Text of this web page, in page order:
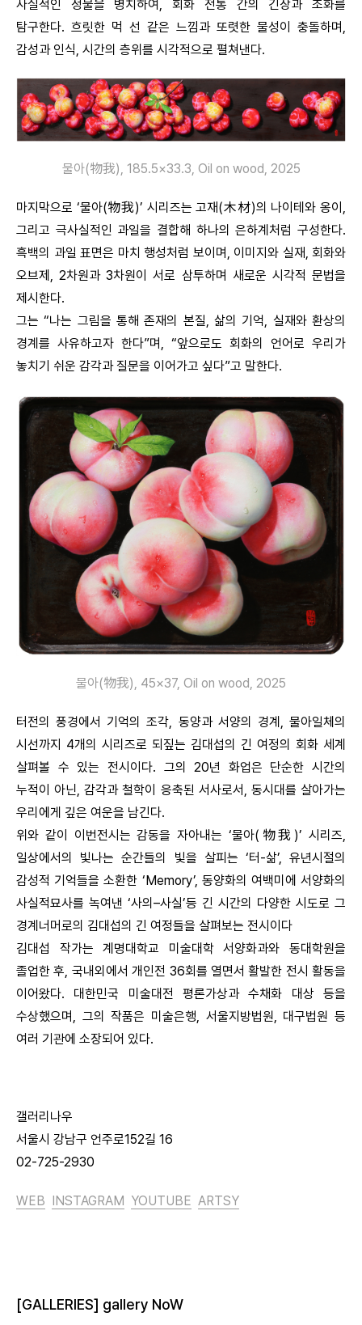
사실적인 정물을 병치하여, 회화 전통 간의 긴장과 조화를
탐구한다. 흐릿한 먹 선 같은 느낌과 또렷한 물성이 충돌하며,
감성과 인식, 시간의 층위를 시각적으로 펼쳐낸다.
물아(物我), 185.5×33.3, Oil on wood, 2025
마지막으로 ‘물아(物我)’ 시리즈는 고재(木材)의 나이테와 옹이,
그리고 극사실적인 과일을 결합해 하나의 은하계처럼 구성한다.
흑백의 과일 표면은 마치 행성처럼 보이며, 이미지와 실재, 회화와
오브제, 2차원과 3차원이 서로 삼투하며 새로운 시각적 문법을
제시한다.
그는 “나는 그림을 통해 존재의 본질, 삶의 기억, 실재와 환상의
경계를 사유하고자 한다”며, “앞으로도 회화의 언어로 우리가
놓치기 쉬운 감각과 질문을 이어가고 싶다”고 말한다.
물아(物我), 45×37, Oil on wood, 2025
터전의 풍경에서 기억의 조각, 동양과 서양의 경계, 물아일체의
시선까지 4개의 시리즈로 되짚는 김대섭의 긴 여정의 회화 세계
살펴볼 수 있는 전시이다. 그의 20년 화업은 단순한 시간의
누적이 아닌, 감각과 철학이 응축된 서사로서, 동시대를 살아가는
우리에게 깊은 여운을 남긴다.
위와 같이 이번전시는 감동을 자아내는 ‘물아(物我)’ 시리즈,
일상에서의 빛나는 순간들의 빛을 살피는 ‘터-삶’, 유년시절의
감성적 기억들을 소환한 ‘Memory’, 동양화의 여백미에 서양화의
사실적묘사를 녹여낸 ‘사의–사실’등 긴 시간의 다양한 시도로 그
경계너머로의 김대섭의 긴 여정들을 살펴보는 전시이다
김대섭 작가는 계명대학교 미술대학 서양화과와 동대학원을
졸업한 후, 국내외에서 개인전 36회를 열면서 활발한 전시 활동을
이어왔다. 대한민국 미술대전 평론가상과 수채화 대상 등을
수상했으며, 그의 작품은 미술은행, 서울지방법원, 대구법원 등
여러 기관에 소장되어 있다.
갤러리나우
서울시 강남구 언주로152길 16
02-725-2930
WEB INSTAGRAM YOUTUBE ARTSY
[GALLERIES] gallery NoW